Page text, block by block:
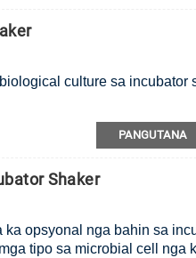
culture sa incubator
PANGUTANA
Shaker
opsyonal nga bahin sa
tipo sa microbial cell nga